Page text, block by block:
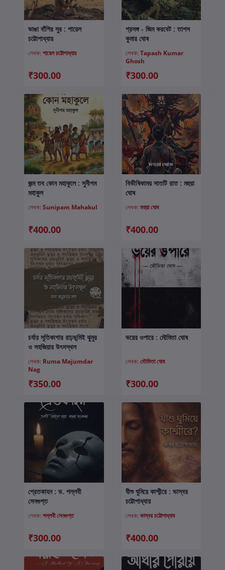
কার্টে যোগ করুন
ভাঙা বাঁশির সুর : পায়েল
চট্টোপাধ্যায়
লেখক: পায়েল চট্টোপাধ্যায়
₹300.00
কার্টে যোগ করুন
প্রসঙ্গ - জিম করবেট : তাপস
কুমার ঘোষ
লেখক: Tapash Kumar
Ghosh
₹300.00
কার্টে যোগ করুন
জন্ম তব কোন মহাকুলে : সুনীপম
মহাকুল
লেখক: Sunipam Mahakul
₹400.00
কার্টে যোগ করুন
বিভীষিকাময় সাতটি রাত : মহুয়া
ঘোষ
লেখক: মহুয়া ঘোষ
₹400.00
কার্টে যোগ করুন
চর্যার সূতিকাগার রাঢ়ভূমিই ঝুমুর
ও সহজিয়ার উৎসস্থল
লেখক: Ruma Majumdar
Nag
₹350.00
কার্টে যোগ করুন
ভয়ের ওপারে : মৌমিতা ঘোষ
লেখক: মৌমিতা ঘোষ
₹300.00
কার্টে যোগ করুন
প্রেতকাহন : ড. পল্লবী
সেনগুপ্ত
লেখক: পল্লবী সেনগুপ্ত
₹300.00
কার্টে যোগ করুন
যীশু ঘুমিয়ে কাশ্মীরে : ভাস্বর
চট্টোপাধ্যায়
লেখক: ভাস্বর চট্টোপাধ্যায
₹400.00